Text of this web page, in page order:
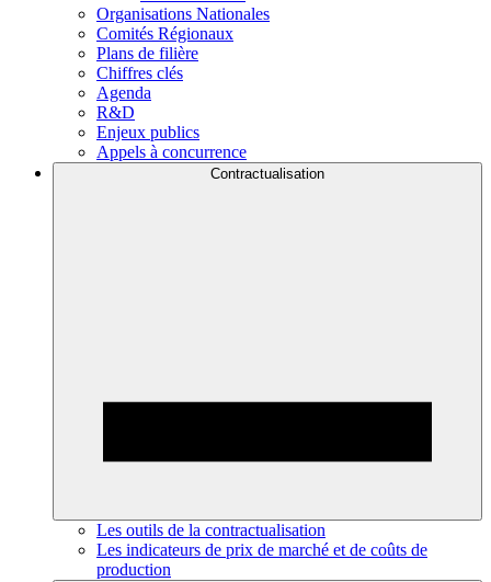
Organisations Nationales
Comités Régionaux
Plans de filière
Chiffres clés
Agenda
R&D
Enjeux publics
Appels à concurrence
Contractualisation
Les outils de la contractualisation
Les indicateurs de prix de marché et de coûts de
production